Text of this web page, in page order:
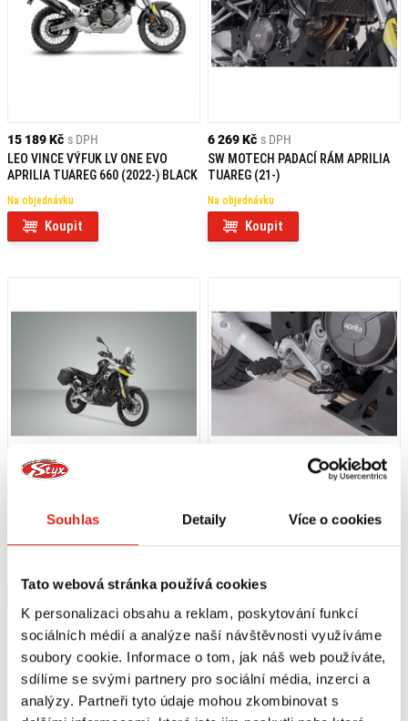
Souhlas Detaily Více o cookies
Tato webová stránka používá cookies
K personalizaci obsahu a reklam, poskytování funkcí
sociálních médií a analýze naší návštěvnosti využíváme
soubory cookie. Informace o tom, jak náš web používáte,
sdílíme se svými partnery pro sociální média, inzerci a
analýzy. Partneři tyto údaje mohou zkombinovat s
15 189 Kč s DPH
LEO VINCE VÝFUK LV ONE EVO
APRILIA TUAREG 660 (2022-) BLACK
Na objednávku
Koupit
6 269 Kč s DPH
SW MOTECH PADACÍ RÁM APRILIA
TUAREG (21-)
Na objednávku
Koupit
SW MOTECH URBAN ABS BOČNÍ
KUFRY APRILIA TUAREG 660 (21-)
Koupit
SW MOTECH NÁSTAVEC NA
BRZDOVÝ PEDÁL APRILIA TUAREG
Koupit